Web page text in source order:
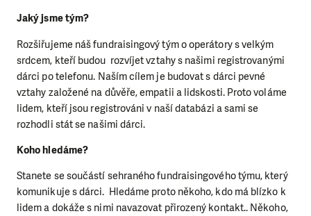
Jaký jsme tým?
Rozšiřujeme náš fundraisingový tým o operátory s velkým
srdcem, kteří budou rozvíjet vztahy s našimi registrovanými
dárci po telefonu. Naším cílem je budovat s dárci pevné
vztahy založené na důvěře, empatii a lidskosti. Proto voláme
lidem, kteří jsou registrováni v naší databázi a sami se
rozhodli stát se našimi dárci.
Koho hledáme?
Stanete se součástí sehraného fundraisingového týmu, který
komunikuje s dárci. Hledáme proto někoho, kdo má blízko k
lidem a dokáže s nimi navazovat přirozený kontakt.. Někoho,